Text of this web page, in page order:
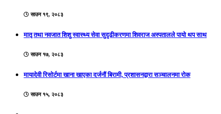
साउन १९, २०८३
मातृ तथा नवजात शिशु स्वास्थ्य सेवा सुदृढीकरणमा शिवराज अस्पतालले पायो थप साथ
साउन १७, २०८३
मायादेवी रिसोर्टमा खाना खाएका दर्जनौं बिरामी, प्रशासनद्वारा सञ्चालनमा रोक
साउन १५, २०८३